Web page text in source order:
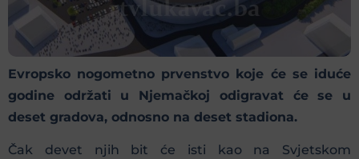
Evropsko nogometno prvenstvo koje će se iduće
godine održati u Njemačkoj odigravat će se u
deset gradova, odnosno na deset stadiona.
Čak devet njih bit će isti kao na Svjetskom